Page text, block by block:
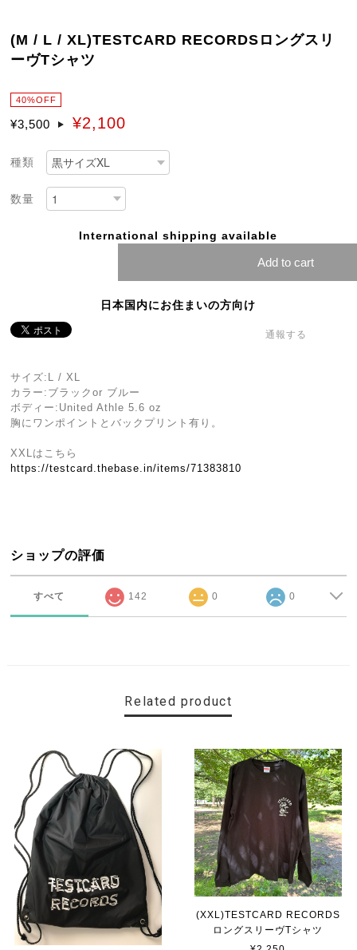
(M / L / XL)TESTCARD RECORDSロングスリ
ーヴTシャツ
40%OFF
¥3,500 ¥2,100
種類
数量
International shipping available
Add to cart
日本国内にお住まいの方向け
通報する
サイズ:L / XL
カラー:ブラックor ブルー
ボディー:United Athle 5.6 oz
胸にワンポイントとバックプリント有り。
XXLはこちら
https://testcard.thebase.in/items/71383810
ショップの評価
すべて 142 0 0
Related product
(XXL)TESTCARD RECORDS
ロングスリーヴTシャツ